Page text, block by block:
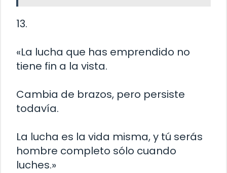
13.
«La lucha que has emprendido no
tiene fin a la vista.
Cambia de brazos, pero persiste
todavía.
La lucha es la vida misma, y tú serás
hombre completo sólo cuando
luches.»